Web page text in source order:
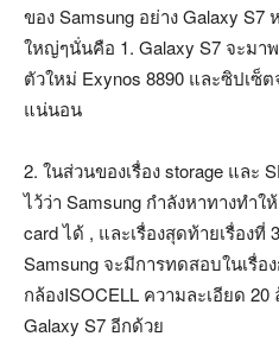
ของ Samsung อย่าง Galaxy S7
ใหญ่ๆนั่นคือ 1. Galaxy S7 จะมา
ตัวใหม่ Exynos 8890 และซิปเซ็ต
แน่นอน
2. ในส่วนของเรื่อง storage และ
ไว้ว่า Samsung กำลังหาทางทำใ
card ได้ , และเรื่องสุดท้ายเรื่องที่
Samsung จะมีการทดสอบในเรื่อ
กล้องISOCELL ความละเอียด
Galaxy S7 อีกด้วย